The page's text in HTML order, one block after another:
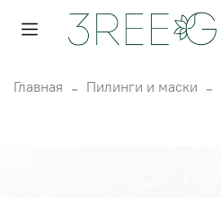
Главная Пилинги и маски